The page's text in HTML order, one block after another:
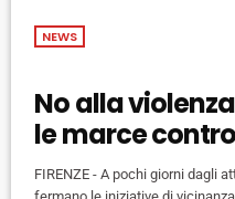
NEWS
No alla
le marce
FIRENZE - A pochi giorni dagli